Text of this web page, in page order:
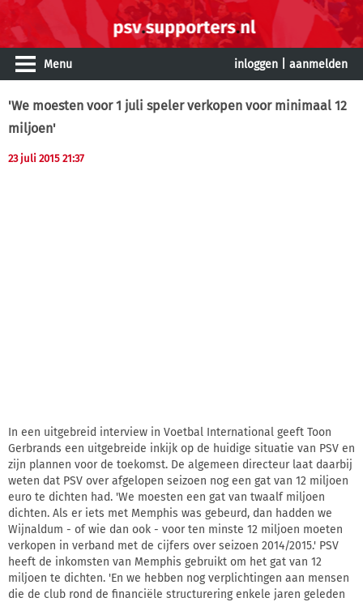
Menu inloggen aanmelden
'We moesten voor 1 juli speler verkopen voor minimaal 12
miljoen'
23 juli 2015 21:37
In een uitgebreid interview in Voetbal International geeft Toon
Gerbrands een uitgebreide inkijk op de huidige situatie van PSV en
zijn plannen voor de toekomst. De algemeen directeur laat daarbij
weten dat PSV over afgelopen seizoen nog een gat van 12 miljoen
euro te dichten had. 'We moesten een gat van twaalf miljoen
dichten. Als er iets met Memphis was gebeurd, dan hadden we
Wijnaldum - of wie dan ook - voor ten minste 12 miljoen moeten
verkopen in verband met de cijfers over seizoen 2014/2015.' PSV
heeft de inkomsten van Memphis gebruikt om het gat van 12
miljoen te dichten. 'En we hebben nog verplichtingen aan mensen
die de club rond de financiële structurering enkele jaren geleden